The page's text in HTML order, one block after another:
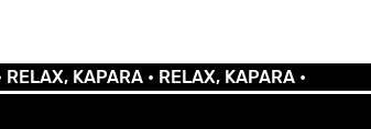
KAPARA •RELAX, KAPARA •